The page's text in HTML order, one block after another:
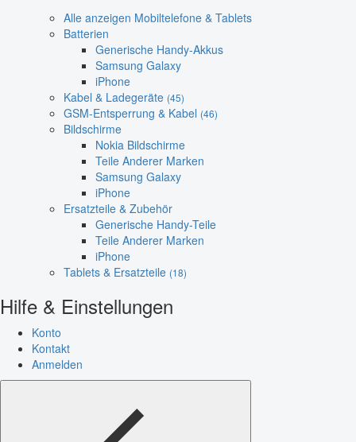
Alle anzeigen Mobiltelefone & Tablets
Batterien
Generische Handy-Akkus
Samsung Galaxy
iPhone
Kabel & Ladegeräte (45)
GSM-Entsperrung & Kabel (46)
Bildschirme
Nokia Bildschirme
Teile Anderer Marken
Samsung Galaxy
iPhone
Ersatzteile & Zubehör
Generische Handy-Teile
Teile Anderer Marken
iPhone
Tablets & Ersatzteile (18)
Hilfe & Einstellungen
Konto
Kontakt
Anmelden